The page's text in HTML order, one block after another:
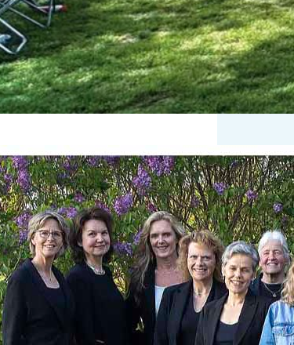
Davanti, 30 mei ‘zingen tussen de
seringen’
Zet zaterdag 30 mei alvast in uw
agenda want Davanti komt dan ‘zingen
tussen de Seringen’! Geniet van tijdloze
klassiekers rond de vijver in het park.
Met een speciale bijdrage van onze
dorpsdichter Marcel Harting. Neem